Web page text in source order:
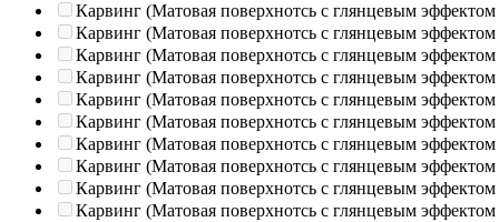
Карвинг (Матовая поверхнотсь с глянцевым эффектом
Карвинг (Матовая поверхнотсь с глянцевым эффектом
Карвинг (Матовая поверхнотсь с глянцевым эффектом
Карвинг (Матовая поверхнотсь с глянцевым эффектом
Карвинг (Матовая поверхнотсь с глянцевым эффектом
Карвинг (Матовая поверхнотсь с глянцевым эффектом
Карвинг (Матовая поверхнотсь с глянцевым эффектом
Карвинг (Матовая поверхнотсь с глянцевым эффектом
Карвинг (Матовая поверхнотсь с глянцевым эффектом
Карвинг (Матовая поверхнотсь с глянцевым эффектом